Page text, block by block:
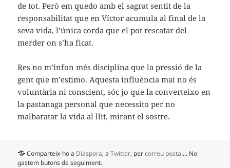
de tot. Però em quedo amb el sagrat sentit de la
responsabilitat que en Víctor acumula al final de la
seva vida, l’única corda que el pot rescatar del
merder on s’ha ficat.
Res no m’infon més disciplina que la pressió de la
gent que m’estimo. Aquesta influència mai no és
voluntària ni conscient, sóc jo que la converteixo en
la pastanaga personal que necessito per no
malbaratar la vida al llit, mirant el sostre.
Comparteix-ho a Diaspora, aTwitter, percorreu postal... No
gastem butons de seguiment.